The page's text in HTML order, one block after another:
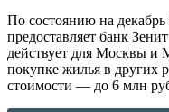
По состоянию на
предоставляет банк
действует для Москвы
покупке жилья в других
стоимости — до 6 млн